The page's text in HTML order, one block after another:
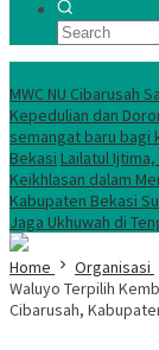
MWC NU Cibarusah
Kepedulian dan
semangat baru bagi
Bekasi Lailatul
Keikhlasan dalam
Kabupaten Bekasi
Jaga Ukhuwah di
Home Organisasi
Waluyo Terpilih
Cibarusah,